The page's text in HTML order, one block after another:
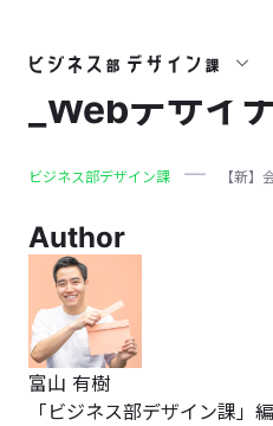
【新】会社説
_Webデザイ
ビジネス部デザイン課 【新】
Author
富山 有樹
「ビジネス部デザイン課」